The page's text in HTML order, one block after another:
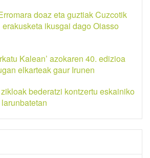
doaz eta guztiak Cuzcotik
ikusgai dago Oiasso
Kalean’ azokaren 40. edizioa
elkarteak gaur Irunen
bederatzi kontzertu eskainiko